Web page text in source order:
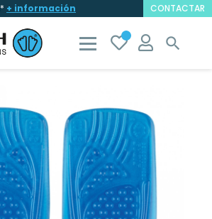
* + información CONTACTAR
